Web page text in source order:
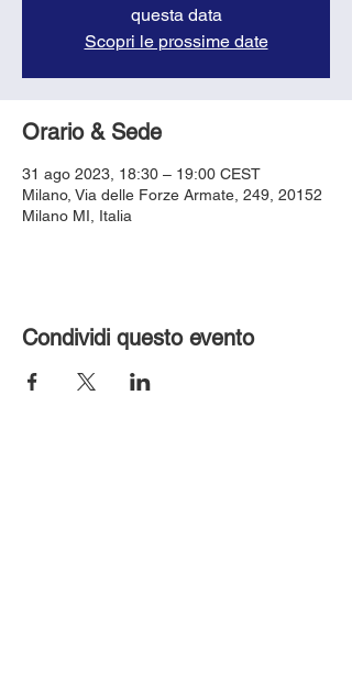
questa data
Scopri le prossime date
Orario & Sede
31 ago 2023, 18:30 – 19:00 CEST
Milano, Via delle Forze Armate, 249, 20152
Milano MI, Italia
Condividi questo evento